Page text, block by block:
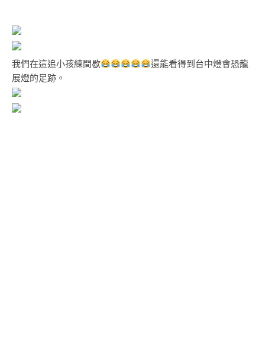
我們在這追小孩練間歇
還能看得到台中燈會恐龍
展燈的足跡。